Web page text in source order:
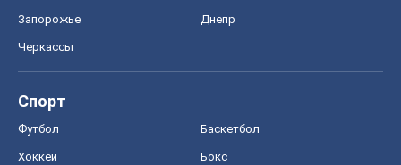
Запорожье Днепр
Черкассы
Спорт
Футбол Баскетбол
Хоккей Бокс